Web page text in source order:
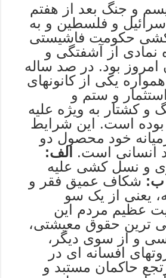
و جنگ بعد از هفتم
٢٠٢٣ در اسرائیل و فلسطین و به
کشی حکومت فاشیستی
نمادی از آشفتگی و
بود. در صد ساله
همواره یکی از کانونهای
و ستم و
و کشتار به ویژه علیه
است. این شرایط
خود محصول دو
انسانی است.
الف:
و نسل کشی علیه
ب: شکاف عمیق فقر و
یعنی از یک سو
عظیم مردم این
ترین حقوق معیشتی،
و از سوی دیگر،
افسانه ای در
حاکمان مستبد و